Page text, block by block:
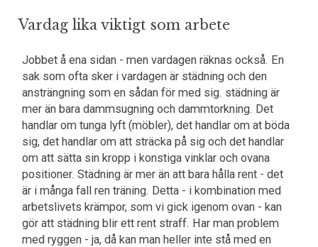
Vardag lika viktigt som arbete
Jobbet å ena sidan - men vardagen räknas också. En
sak som ofta sker i vardagen är städning och den
ansträngning som en sådan för med sig. städning är
mer än bara dammsugning och dammtorkning. Det
handlar om tunga lyft (möbler), det handlar om at böda
sig, det handlar om att sträcka på sig och det handlar
om att sätta sin kropp i konstiga vinklar och ovana
positioner. Städning är mer än att bara hålla rent - det
är i många fall ren träning. Detta - i kombination med
arbetslivets krämpor, som vi gick igenom ovan - kan
gör att städning blir ett rent straff. Har man problem
med ryggen - ja, då kan man heller inte stå med en